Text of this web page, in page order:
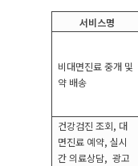
서비스명
비대면진료 중개 및
약 배송
건강검진 조회, 대
면진료 예약,실시
간 의료상담,광고